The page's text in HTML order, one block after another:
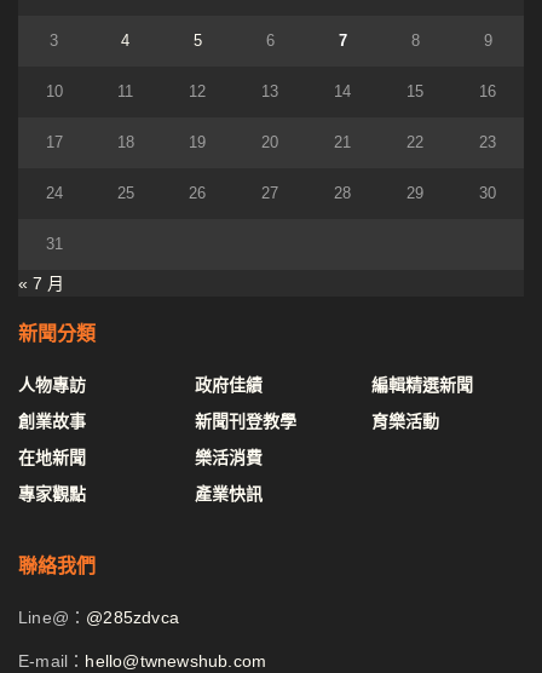
3 4 5 6 7 8 9
10 11 12 13 14 15 16
17 18 19 20 21 22 23
24 25 26 27 28 29 30
31
« 7 月
新聞分類
人物專訪
創業故事
在地新聞
專家觀點
政府佳績
新聞刊登教學
樂活消費
產業快訊
編輯精選新聞
育樂活動
聯絡我們
Line@： @285zdvca
E-mail： hello@twnewshub.com